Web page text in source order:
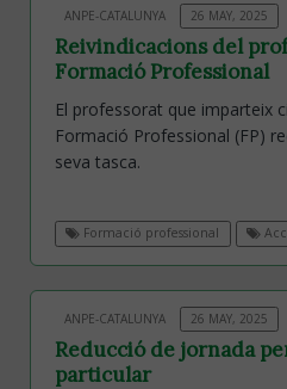
ANPE-CATALUNYA 26 MAY, 2025
Reivindicacions del
Formació Professional
El professorat que imparteix
Formació Professional (FP)
seva tasca.
Formació professional
ANPE-CATALUNYA 26 MAY, 2025
Reducció de jornada
particular